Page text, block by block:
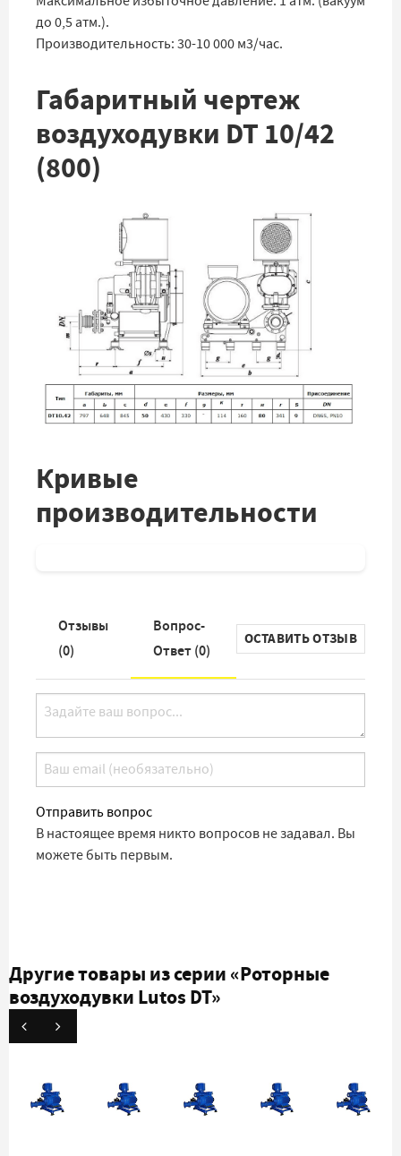
до 0,5 атм.).
Производительность: 30-10 000 м3/час.
Габаритный чертеж
воздуходувки DT 10/42
(800)
Кривые
производительности
Отзывы
(0)
Вопрос-
Ответ (0)
ОСТАВИТЬ ОТЗЫВ
Отправить вопрос
В настоящее время никто вопросов не задавал. Вы
можете быть первым.
Другие товары из серии«Роторные
воздуходувки Lutos DT»